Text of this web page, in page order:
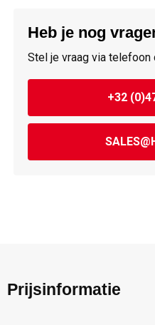
Heb je nog
Stel je vraag via telefoon
+32
Prijsinformatie